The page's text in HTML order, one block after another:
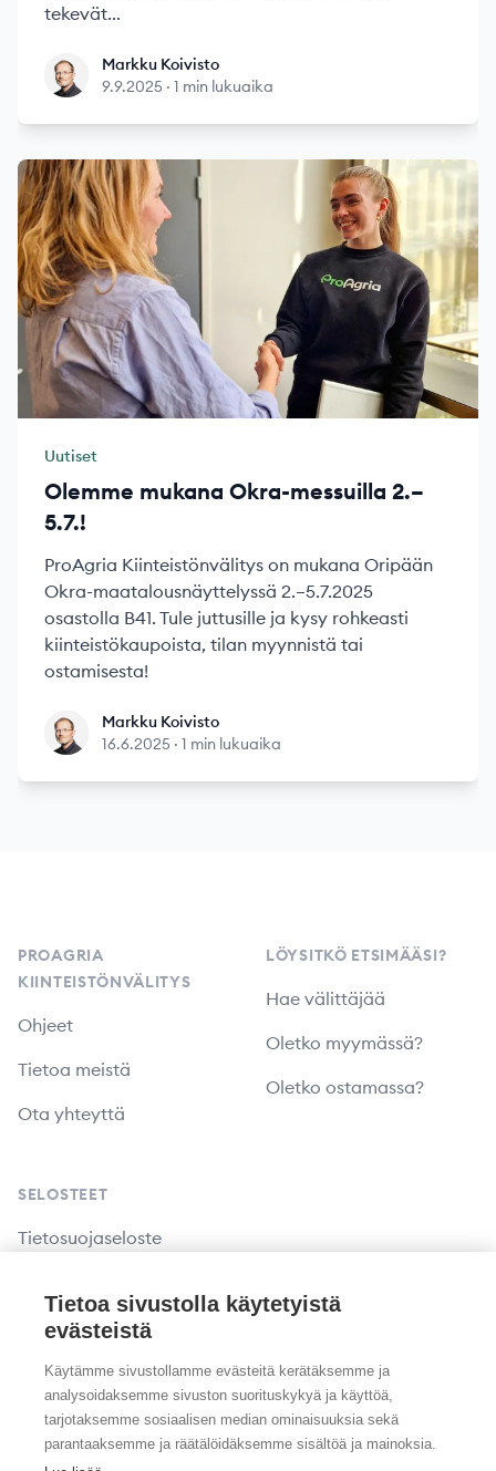
tekevät...
Markku Koivisto
Markku Koivisto
9.9.2025 · 1 min lukuaika
Uutiset
Olemme mukana Okra-messuilla 2.–
5.7.!
ProAgria Kiinteistönvälitys on mukana Oripään
Okra-maatalousnäyttelyssä 2.–5.7.2025
osastolla B41. Tule juttusille ja kysy rohkeasti
kiinteistökaupoista, tilan myynnistä tai
ostamisesta!
Markku Koivisto
Markku Koivisto
16.6.2025 · 1 min lukuaika
PROAGRIA
KIINTEISTÖNVÄLITYS
Ohjeet
Tietoa meistä
Ota yhteyttä
SELOSTEET
Tietosuojaseloste
LÖYSITKÖ ETSIMÄÄSI?
Hae välittäjää
Oletko myymässä?
Oletko ostamassa?
Kieli
Tietoa sivustolla käytetyistä
evästeistä
Käytämme sivustollamme evästeitä kerätäksemme ja
analysoidaksemme sivuston suorituskykyä ja käyttöä,
tarjotaksemme sosiaalisen median ominaisuuksia sekä
parantaaksemme ja räätälöidäksemme sisältöä ja mainoksia.